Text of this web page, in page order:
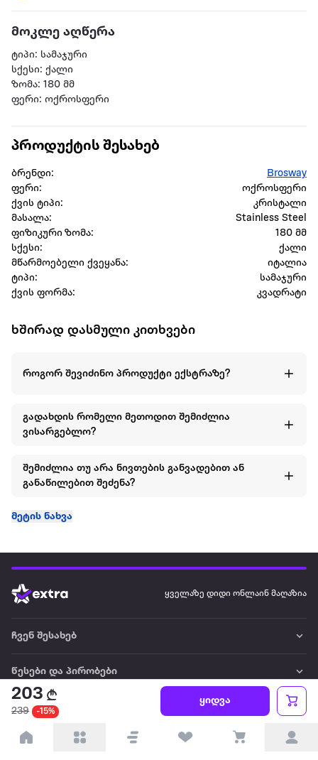
მოკლე აღწერა
ტიპი: სამაჯური
სქესი: ქალი
ზომა: 180 მმ
ფერი: ოქროსფერი
203
239 -15%
ყიდვა
პროდუქტის შესახებ
ბრენდი:
Brosway
ფერი:
ოქროსფერი
ქვის ტიპი:
კრისტალი
მასალა:
Stainless Steel
ფიზიკური ზომა:
180 მმ
სქესი:
ქალი
მწარმოებელი ქვეყანა:
იტალია
ტიპი:
სამაჯური
ქვის ფორმა:
კვადრატი
ხშირად დასმული კითხვები
როგორ შევიძინო პროდუქტი ექსტრაზე?
გადახდის რომელი მეთოდით შემიძლია
ვისარგებლო?
შემიძლია თუ არა ნივთების განვადებით ან
განაწილებით შეძენა?
მეტის ნახვა
ყველაზე დიდი ონლაინ მაღაზია
ჩვენ შესახებ
წესები და პირობები
პარტნიორებისთვის
ტრენდული